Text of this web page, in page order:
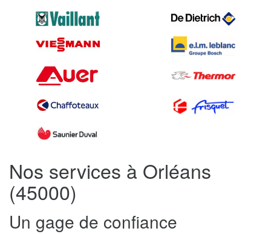
Nos services à Orléans
(45000)
Un gage de confiance